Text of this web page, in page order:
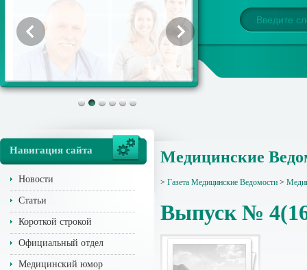
Навигация сайта
Новости
Статьи
Короткой строкой
Официальный отдел
Медицинский юмор
Медицинские
> Газета Медицинские Ведомости >
Выпуск №